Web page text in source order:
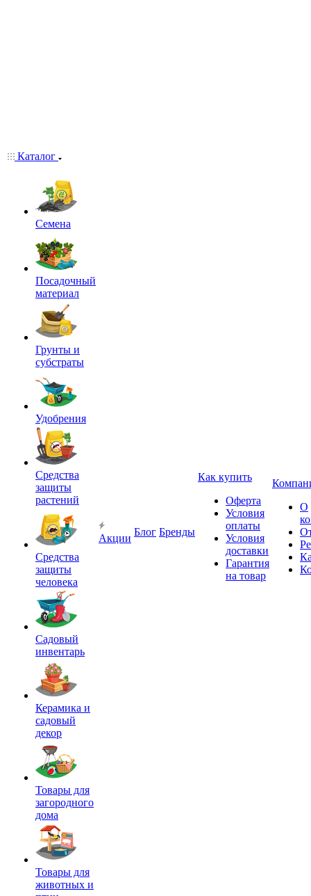
Каталог
Семена
Посадочный
материал
Грунты и
субстраты
Удобрения
Средства
защиты
растений
Средства
защиты
человека
Садовый
инвентарь
Керамика и
садовый
декор
Товары для
загородного
дома
Товары для
животных и
Акции
Блог Бренды
Как купить
Оферта
Условия
оплаты
Условия
доставки
Гарантия
на товар
О